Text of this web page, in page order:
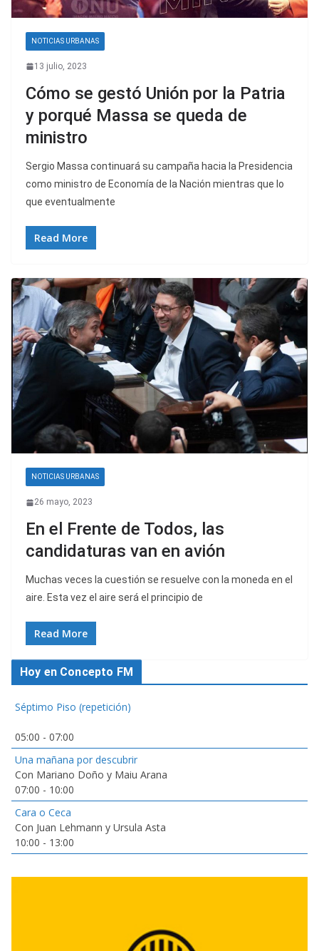
NOTICIAS URBANAS
13 julio, 2023
Cómo se gestó Unión por la Patria
y porqué Massa se queda de
ministro
Sergio Massa continuará su campaña hacia la Presidencia
como ministro de Economía de la Nación mientras que lo
que eventualmente
Read More
NOTICIAS URBANAS
26 mayo, 2023
En el Frente de Todos, las
candidaturas van en avión
Muchas veces la cuestión se resuelve con la moneda en el
aire. Esta vez el aire será el principio de
Read More
Hoy en Concepto FM
Séptimo Piso (repetición)
05:00 - 07:00
Una mañana por descubrir
Con Mariano Doño y Maiu Arana
07:00 - 10:00
Cara o Ceca
Con Juan Lehmann y Ursula Asta
10:00 - 13:00